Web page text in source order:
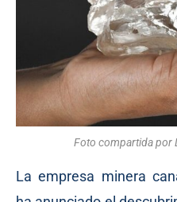
Foto compartida por
La empresa minera